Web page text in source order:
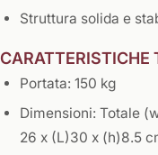
Struttura solida e
CARATTERISTICHE
Portata: 150 kg
Dimensioni: Totale
26 x (L)30 x (h)8.5